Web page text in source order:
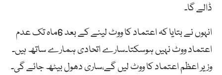
ڈالے گا۔
انہوں نے بتایا کہ اعتماد کا ووٹ لینے کے بعد 6ماہ تک عدم
اعتماد ووٹ نہیں ہوسکتا۔سارے اتحادی ہمارے ساتھ ہیں۔
وزیر اعظم اعتماد کا ووٹ لیں گے،ساری دھول بیٹھ جائے گی۔